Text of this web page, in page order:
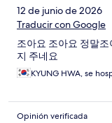
12 de junio de 2026
Traducir con Google
조아요 조아요 정말
지 주네요
KYUNG HWA, se
Opinión verificada